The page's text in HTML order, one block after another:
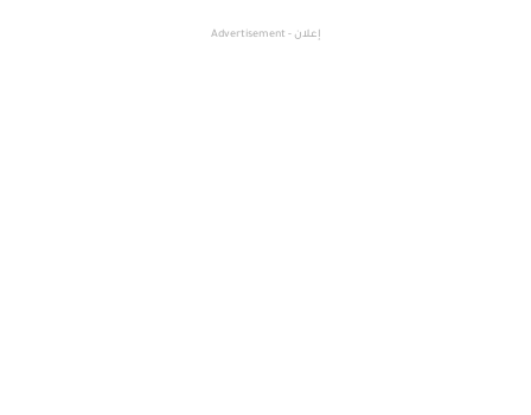
إعلان - Advertisement